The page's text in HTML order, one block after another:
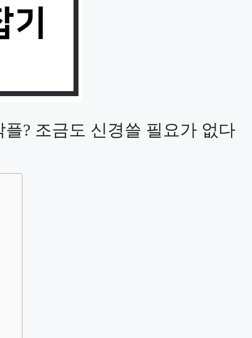
? 조금도 신경쓸 필요가 없다